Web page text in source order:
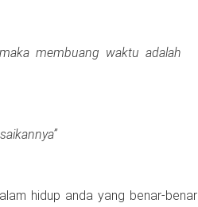
membuang waktu adalah
hidup anda yang benar-benar